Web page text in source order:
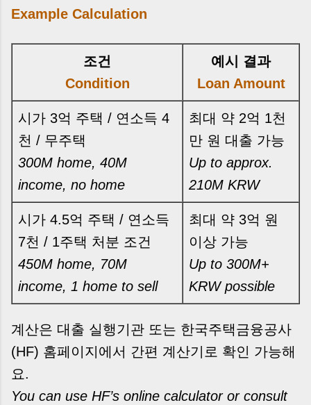
Example Calculation
조건
Condition
예시 결과
Loan Amount
시가 3억 주택 / 연소득 4
천 / 무주택
300M home, 40M
income, no home
최대 약 2억 1천
만 원 대출 가능
Up to approx.
210M KRW
시가 4.5억 주택 / 연소득
7천 / 1주택 처분 조건
450M home, 70M
income, 1 home to sell
최대 약 3억 원
이상 가능
Up to 300M+
KRW possible
계산은 대출 실행기관 또는 한국주택금융공사
(HF) 홈페이지에서 간편 계산기로 확인 가능해
요.
You can use HF’s online calculator or consult